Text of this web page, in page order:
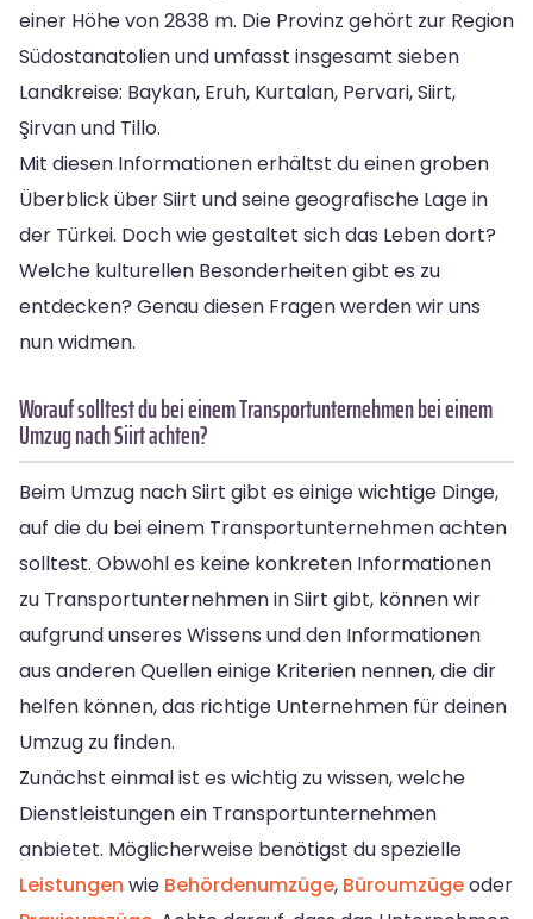
einer Höhe von 2838 m. Die Provinz gehört zur Region
Südostanatolien und umfasst insgesamt sieben
Landkreise: Baykan, Eruh, Kurtalan, Pervari, Siirt,
Şirvan und Tillo.
Mit diesen Informationen erhältst du einen groben
Überblick über Siirt und seine geografische Lage in
der Türkei. Doch wie gestaltet sich das Leben dort?
Welche kulturellen Besonderheiten gibt es zu
entdecken? Genau diesen Fragen werden wir uns
nun widmen.
Worauf solltest du bei einem Transportunternehmen bei einem
Umzug nach Siirt achten?
Beim Umzug nach Siirt gibt es einige wichtige Dinge,
auf die du bei einem Transportunternehmen achten
solltest. Obwohl es keine konkreten Informationen
zu Transportunternehmen in Siirt gibt, können wir
aufgrund unseres Wissens und den Informationen
aus anderen Quellen einige Kriterien nennen, die dir
helfen können, das richtige Unternehmen für deinen
Umzug zu finden.
Zunächst einmal ist es wichtig zu wissen, welche
Dienstleistungen ein Transportunternehmen
anbietet. Möglicherweise benötigst du spezielle
Leistungen wie Behördenumzüge, Büroumzügeoder